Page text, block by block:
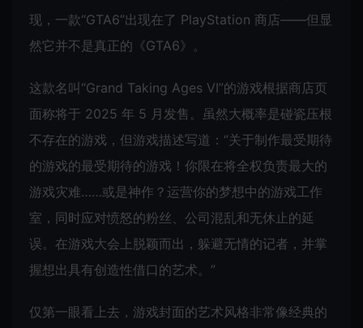
现，一款“GTA6”出现在了 PlayStation 商店——但显
然它并不是真正的《GTA6》。
这款名叫“Grand Taking Ages VI”的游戏根据商店页
面称将于 2025 年 5 月发售。虽然大概率是碰瓷压根
不存在的游戏，但游戏描述写道：“关于制作最受期待
的游戏的最受期待的游戏！你限在将全权负责最大的
游戏灾难……或是神作？运营你的梦想中的游戏工作
室，同时应对愤怒的粉丝、公司混乱和无休止的延
误。在游戏大会上脱颖而出，躲避无情的记者，并掌
握想出具有创造性借口的艺术。”
仅第一眼看上去，游戏封面的艺术风格非常像经典的